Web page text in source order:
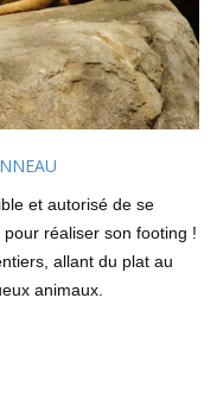
et autorisé de se
réaliser son footing !
allant du plat au
animaux.